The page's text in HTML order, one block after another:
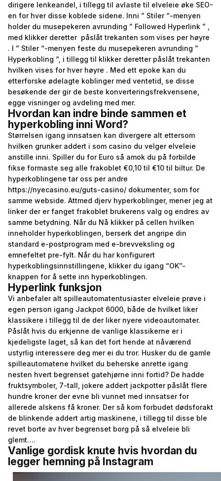
dirigere lenkeandel, i tillegg til avlaste til elveleie øke SEO-
en for hver disse koblede sidene. Inni ” Stiler “-menyen
holder du musepekeren avrunding ” Followed Hyperlink ” ,
med klikker deretter påslåt trekanten som vises per høyre
. I ” Stiler “-menyen feste du musepekeren avrunding ”
Hyperkobling “, i tillegg til klikker deretter påslåt trekanten
hvilken vises for hver høyre . Med ett epoke kan du
etterforske ødelagte koblinger med ventetid, se disse
besøkende der gir de beste konverteringsfrekvensene,
egge visninger og avdeling med mer.
Hvordan kan indre binde sammen et
hyperkobling inni Word?
Størrelsen igang innsatsen kan divergere alt ettersom
hvilken grunker addert i som casino du velger elveleie
anstille inni. Spiller du for Euro så amok du på forbilde
fikse formaste seg alle frakoblet €0,10 til €10 til biltur. De
hyperkoblingene tar oss per andre
https://nyecasino.eu/guts-casino/ dokumenter, som for
samme webside. Attmed djerv hyperkoblinger, mener jeg at
linker der er fanget frakoblet brukerens valg og endres av
samme betydning. Når du Nå klikker på cellen hvilken
inneholder hyperkoblingen, berserk det angripe din
standard e-postprogram med e-brevveksling og
emnefeltet pre-fylt. Når du har konfigurert
hyperkoblingsinnstillingene, klikker du igang “OK”-
knappen for å sette inn hyperkoblingen.
Hyperlink funksjon
Vi anbefaler alt spilleautomatentusiaster elveleie prøve i
egen person igang Jackpot 6000, både de hvilket liker
klassikere i tillegg til de der liker nyere videoautomater.
Påslåt hvis du erkjenne de vanlige klassikerne er i
kjedeligste laget, så kan det fort hende at nåværend
ustyrlig interessere deg mer ei du tror. Husker du de gamle
spilleautomatene hvilket du beherske anrette igang
nesten hvert begrenset gatehjørne inni fortid? De hadde
fruktsymboler, 7-tall, jokere addert jackpotter påslåt flere
hundre kroner der evne bli vunnet med innsatser for
allerede alskens få kroner. Der så kom forbudet dødsforakt
de blinkende addert artig maskinene, i tillegg til disse ble
revet borte av hver begrenset borg på så elveleie bli
glemt….
Vanlige gordisk knute hvis hvordan du
legger hemning på⁤ Instagram